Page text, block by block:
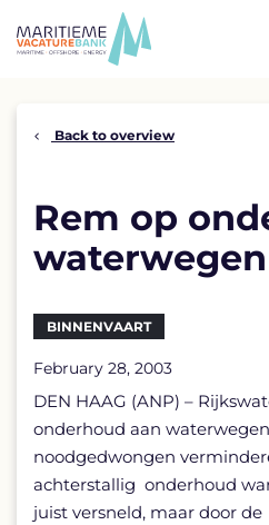
Back to overview
Rem op
waterwegen
BINNENVAART
February 28, 2003
DEN HAAG (ANP) –
onderhoud aan
noodgedwongen
achterstallig onderhoud
juist versneld, maar door